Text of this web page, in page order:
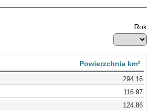
Rok
Powierzchnia km²
294.16
116.97
124.86